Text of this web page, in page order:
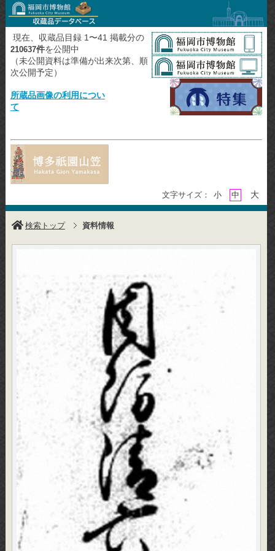
現在、収蔵品目録 1〜41 掲載分の
210637件を公開中
（未公開資料は準備が出来次第、順
次公開予定）
所蔵品画像の利用につい
て
文字サイズ： 小 中 大
検索トップ 資料情報